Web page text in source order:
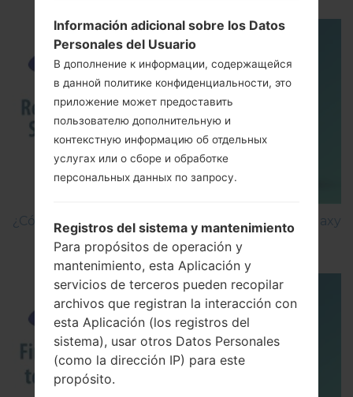
¿Cómo hacer Reinicio Completo en Samsung Galaxy
J3 SM-J330F?
Información adicional sobre los Datos
Personales del Usuario
В дополнение к информации, содержащейся
в данной политике конфиденциальности, это
приложение может предоставить
пользователю дополнительную и
контекстную информацию об отдельных
услугах или о сборе и обработке
персональных данных по запросу.
Registros del sistema y mantenimiento
Para propósitos de operación y
mantenimiento, esta Aplicación y
servicios de terceros pueden recopilar
archivos que registran la interacción con
esta Aplicación (los registros del
sistema), usar otros Datos Personales
(como la dirección IP) para este
propósito.